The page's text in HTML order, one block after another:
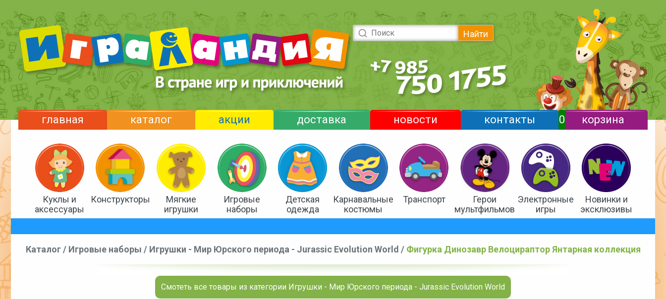
Найти
главная каталог акции доставка новости контакты 0 корзина
Куклы и
аксессуары
Конструкторы
Мягкие
игрушки
Игровые
наборы
Детская
одежда
Карнавальные
костюмы
Транспорт
Герои
мультфильмов
Электронные
игры
Новинки и
эксклюзивы
Каталог/ Игровые наборы / Игрушки - Мир Юрского периода - Jurassic Evolution World / Фигурка Динозавр Велоцираптор Янтарная коллекция
Смотеть все товары из категории Игрушки - Мир Юрского периода - Jurassic Evolution World